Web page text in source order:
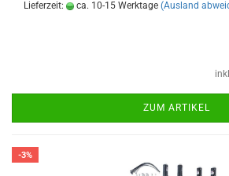
Lieferzeit: ca. 10-15 Werktage (Ausland
ZUM ARTIKEL
-3%